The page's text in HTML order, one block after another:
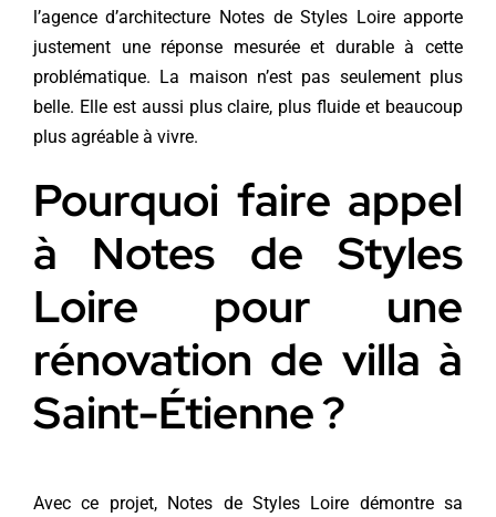
l’agence d’architecture Notes de Styles Loire apporte
justement une réponse mesurée et durable à cette
problématique. La maison n’est pas seulement plus
belle. Elle est aussi plus claire, plus fluide et beaucoup
plus agréable à vivre.
Pourquoi faire appel
à Notes de Styles
Loire pour une
rénovation de villa à
Saint-Étienne ?
Avec ce projet, Notes de Styles Loire démontre sa